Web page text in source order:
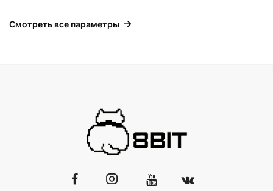
Смотреть все параметры